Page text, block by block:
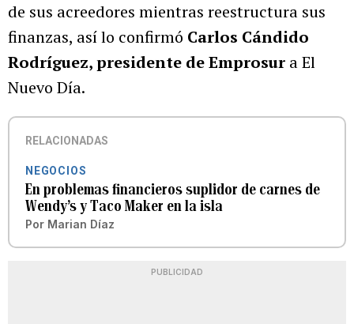
de sus acreedores mientras reestructura sus
finanzas, así lo confirmó Carlos Cándido
Rodríguez, presidente de Emprosur a El
Nuevo Día.
RELACIONADAS
NEGOCIOS
En problemas financieros suplidor de carnes de
Wendy’s y Taco Maker en la isla
Por Marian Díaz
PUBLICIDAD